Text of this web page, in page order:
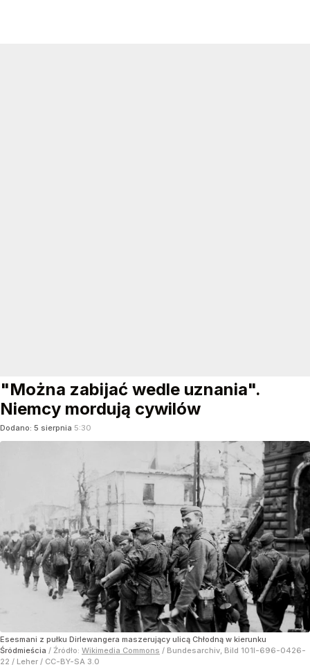
"Można zabijać wedle uznania".
Niemcy mordują cywilów
Dodano: 5 sierpnia 5:30
Esesmani z pułku Dirlewangera maszerujący ulicą Chłodną w kierunku
Śródmieścia / Źródło: Wikimedia Commons / Bundesarchiv, Bild 101I-696-0426-
22 / Leher / CC-BY-SA 3.0